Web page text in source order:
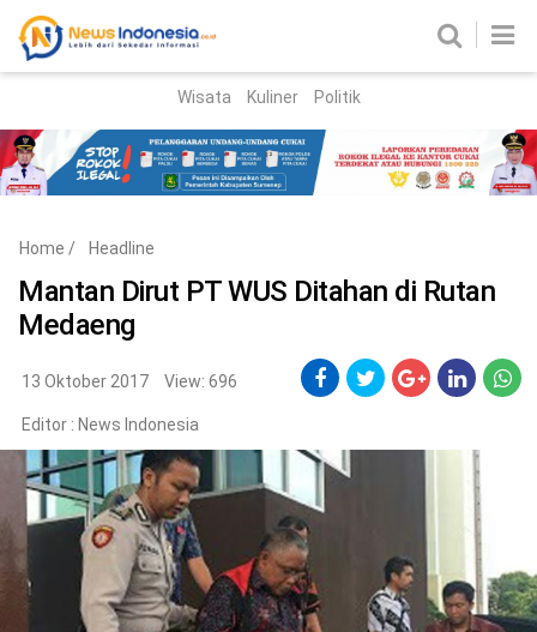
Parlemen
Nasional
Peristiwa
Hukum Kriminal
Korupsi
Politik
Gaya Hidup
Wisata Kuliner Politik
Home / Headline
Mantan Dirut PT WUS Ditahan di Rutan
Medaeng
13 Oktober 2017 View: 696
Editor : News Indonesia